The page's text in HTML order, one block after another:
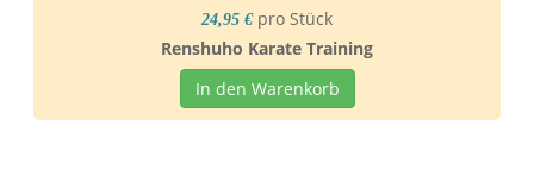
24,95 € pro Stück
Renshuho Karate Training
In den Warenkorb